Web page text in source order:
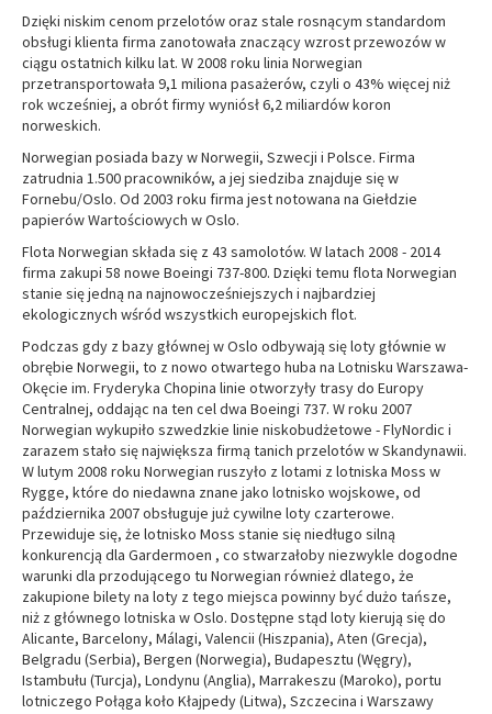
Dzięki niskim cenom przelotów oraz stale rosnącym standardom
obsługi klienta firma zanotowała znaczący wzrost przewozów w
ciągu ostatnich kilku lat. W 2008 roku linia Norwegian
przetransportowała 9,1 miliona pasażerów, czyli o 43% więcej niż
rok wcześniej, a obrót firmy wyniósł 6,2 miliardów koron
norweskich.
Norwegian posiada bazy w Norwegii, Szwecji i Polsce. Firma
zatrudnia 1.500 pracowników, a jej siedziba znajduje się w
Fornebu/Oslo. Od 2003 roku firma jest notowana na Giełdzie
papierów Wartościowych w Oslo.
Flota Norwegian składa się z 43 samolotów. W latach 2008 - 2014
firma zakupi 58 nowe Boeingi 737-800. Dzięki temu flota Norwegian
stanie się jedną na najnowocześniejszych i najbardziej
ekologicznych wśród wszystkich europejskich flot.
Podczas gdy z bazy głównej w Oslo odbywają się loty głównie w
obrębie Norwegii, to z nowo otwartego huba na Lotnisku Warszawa-
Okęcie im. Fryderyka Chopina linie otworzyły trasy do Europy
Centralnej, oddając na ten cel dwa Boeingi 737. W roku 2007
Norwegian wykupiło szwedzkie linie niskobudżetowe - FlyNordic i
zarazem stało się największa firmą tanich przelotów w Skandynawii.
W lutym 2008 roku Norwegian ruszyło z lotami z lotniska Moss w
Rygge, które do niedawna znane jako lotnisko wojskowe, od
października 2007 obsługuje już cywilne loty czarterowe.
Przewiduje się, że lotnisko Moss stanie się niedługo silną
konkurencją dla Gardermoen , co stwarzałoby niezwykle dogodne
warunki dla przodującego tu Norwegian również dlatego, że
zakupione bilety na loty z tego miejsca powinny być dużo tańsze,
niż z głównego lotniska w Oslo. Dostępne stąd loty kierują się do
Alicante, Barcelony, Málagi, Valencii (Hiszpania), Aten (Grecja),
Belgradu (Serbia), Bergen (Norwegia), Budapesztu (Węgry),
Istambułu (Turcja), Londynu (Anglia), Marrakeszu (Maroko), portu
lotniczego Połąga koło Kłajpedy (Litwa), Szczecina i Warszawy